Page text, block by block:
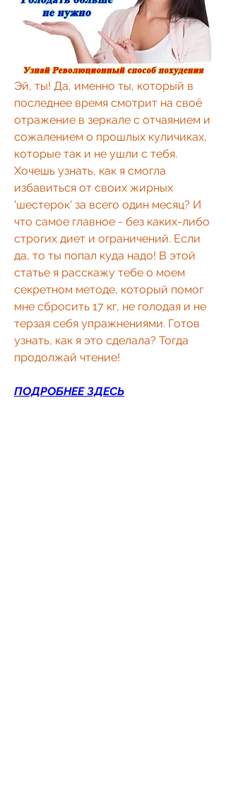
Эй, ты! Да, именно ты, который в
последнее время смотрит на своё
отражение в зеркале с отчаянием и
сожалением о прошлых куличиках,
которые так и не ушли с тебя.
Хочешь узнать, как я смогла
избавиться от своих жирных
'шестерок' за всего один месяц? И
что самое главное - без каких-либо
строгих диет и ограничений. Если
да, то ты попал куда надо! В этой
статье я расскажу тебе о моем
секретном методе, который помог
мне сбросить 17 кг, не голодая и не
терзая себя упражнениями. Готов
узнать, как я это сделала? Тогда
продолжай чтение!
ПОДРОБНЕЕ ЗДЕСЬ